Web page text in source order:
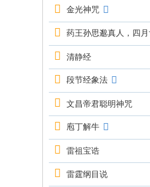
金光神咒
药王孙思邈真人，四月
清静经
段节经象法
文昌帝君聪明神咒
庖丁解牛
雷祖宝诰
雷霆纲目说